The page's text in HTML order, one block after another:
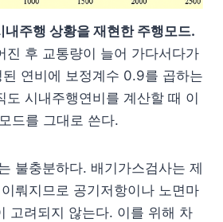
내주행 상황을 재현한 주행모드.
진 후 교통량이 늘어 가다서다가
연비에 보정계수 0.9를 곱하는
도 시내주행연비를 계산할 때 이
드를 그대로 쓴다.
불충분하다. 배기가스검사는 제
뤄지므로 공기저항이나 노면마
고려되지 않는다. 이를 위해 차